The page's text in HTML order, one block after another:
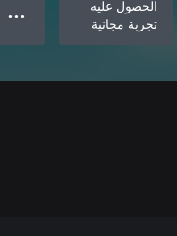
الحصول عليه
تجربة مجانية
● ● ●